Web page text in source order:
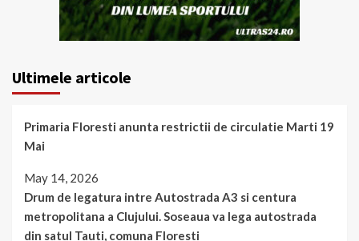
Ultimele articole
Primaria Floresti anunta restrictii de circulatie Marti 19
Mai
May 14, 2026
Drum de legatura intre Autostrada A3 si centura
metropolitana a Clujului. Soseaua va lega autostrada
din satul Tauti, comuna Floresti